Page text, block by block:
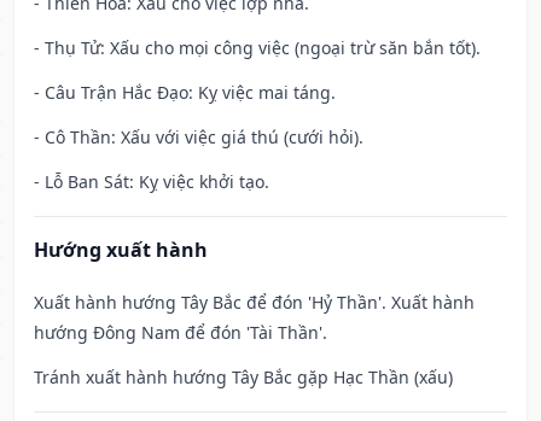
- Thụ Tử: Xấu cho mọi công việc (ngoại trừ săn bắn tốt).
- Câu Trận Hắc Đạo: Kỵ việc mai táng.
- Cô Thần: Xấu với việc giá thú (cưới hỏi).
- Lỗ Ban Sát: Kỵ việc khởi tạo.
Hướng xuất hành
Xuất hành hướng Tây Bắc để đón 'Hỷ Thần'. Xuất hành
hướng Đông Nam để đón 'Tài Thần'.
Tránh xuất hành hướng Tây Bắc gặp Hạc Thần (xấu)